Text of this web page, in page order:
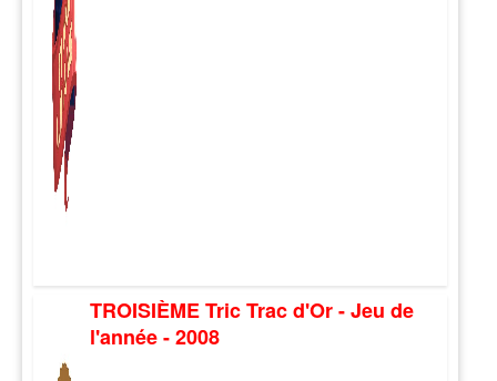
TROISIÈME Tric Trac d'Or - Jeu de
l'année - 2008